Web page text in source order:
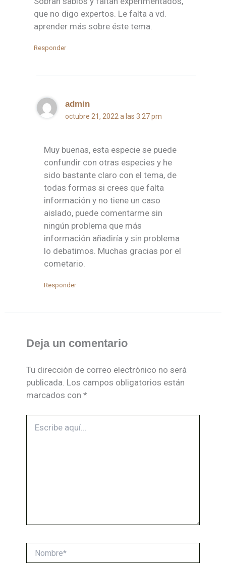
que no digo expertos. Le falta a vd.
aprender más sobre éste tema.
Responder
admin
octubre 21, 2022 a las 3:27 pm
Muy buenas, esta especie se puede
confundir con otras especies y he
sido bastante claro con el tema, de
todas formas si crees que falta
información y no tiene un caso
aislado, puede comentarme sin
ningún problema que más
información añadiría y sin problema
lo debatimos. Muchas gracias por el
cometario.
Responder
Deja un comentario
Tu dirección de correo electrónico no será
publicada. Los campos obligatorios están
marcados con *
aquí...